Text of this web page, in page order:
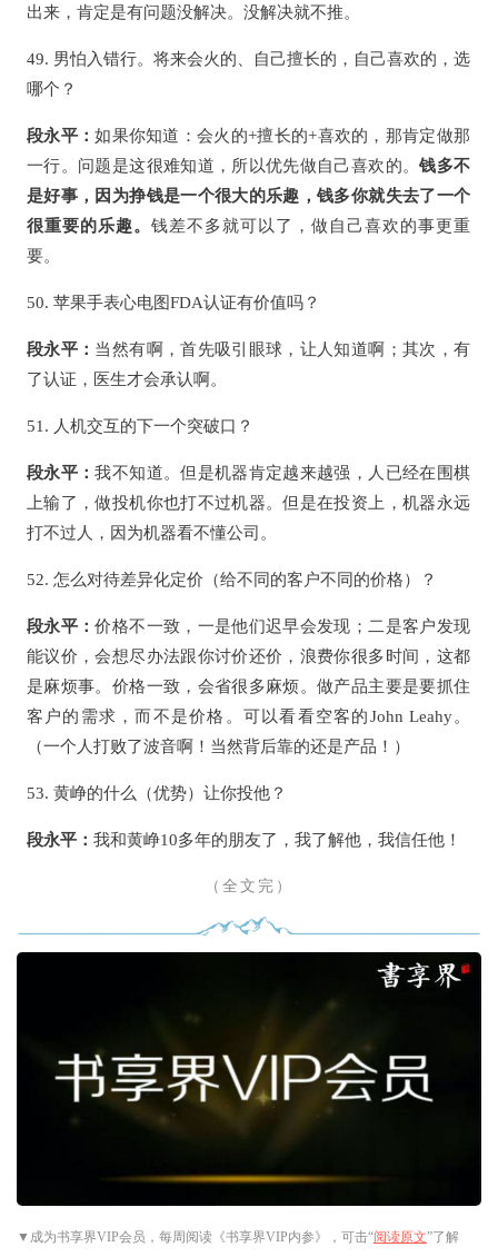
出来，肯定是有问题没解决。没解决就不推。
49. 男怕入错行。将来会火的、自己擅长的，自己喜欢的，选
哪个？
段永平：如果你知道：会火的+擅长的+喜欢的，那肯定做那
一行。问题是这很难知道，所以优先做自己喜欢的。钱多不
是好事，因为挣钱是一个很大的乐趣，钱多你就失去了一个
很重要的乐趣。 钱差不多就可以了，做自己喜欢的事更重
要。
50. 苹果手表心电图FDA认证有价值吗？
段永平： 当然有啊，首先吸引眼球，让人知道啊；其次，有
了认证，医生才会承认啊。
51. 人机交互的下一个突破口？
段永平：我不知道。但是机器肯定越来越强，人已经在围棋
上输了，做投机你也打不过机器。但是在投资上，机器永远
打不过人，因为机器看不懂公司。
52. 怎么对待差异化定价（给不同的客户不同的价格）？
段永平：价格不一致，一是他们迟早会发现；二是客户发现
能议价，会想尽办法跟你讨价还价，浪费你很多时间，这都
是麻烦事。价格一致，会省很多麻烦。做产品主要是要抓住
客户的需求，而不是价格。可以看看空客的John Leahy。
（一个人打败了波音啊！当然背后靠的还是产品！）
53. 黄峥的什么（优势）让你投他？
段永平： 我和黄峥10多年的朋友了，我了解他，我信任他！
（全文完）
▼ 成为书享界VIP会员 ，每周阅读《书享界VIP内参》 ，可击“阅读原文”了解